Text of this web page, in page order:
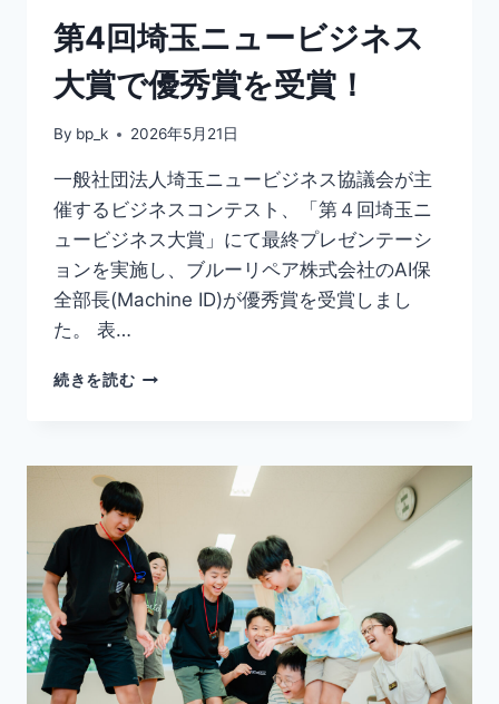
第4回埼玉ニュービジネス
大賞で優秀賞を受賞！
By bp_k 2026年5月21日
一般社団法人埼玉ニュービジネス協議会が主
催するビジネスコンテスト、「第４回埼玉ニ
ュービジネス大賞」にて最終プレゼンテーシ
ョンを実施し、ブルーリペア株式会社のAI保
全部長(Machine ID)が優秀賞を受賞しまし
た。 表…
続きを読む